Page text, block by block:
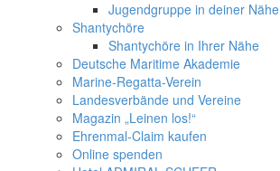
Jugendgruppe in deiner Nähe
Shantychöre
Shantychöre in Ihrer Nähe
Deutsche Maritime Akademie
Marine-Regatta-Verein
Landesverbände und Vereine
Magazin „Leinen los!“
Ehrenmal-Claim kaufen
Online spenden